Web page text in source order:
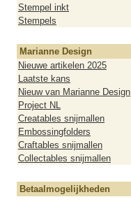
Stempel inkt
Stempels
Marianne Design
Nieuwe artikelen 2025
Laatste kans
Nieuw van Marianne Design
Project NL
Creatables snijmallen
Embossingfolders
Craftables snijmallen
Collectables snijmallen
Betaalmogelijkheden